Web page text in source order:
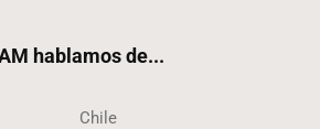
hablamos de...
Chile